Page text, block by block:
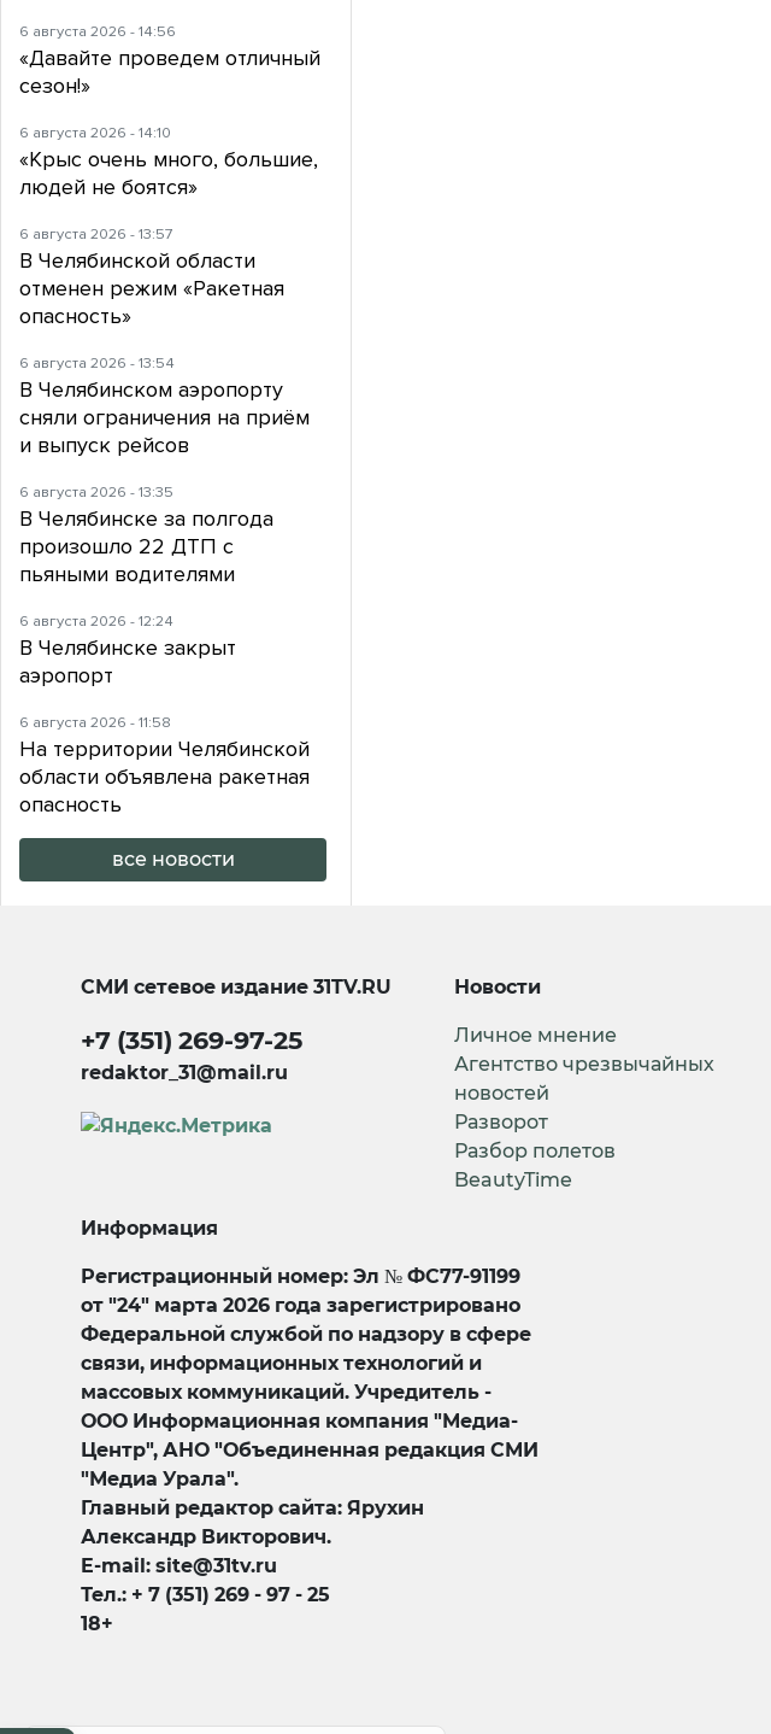
6 августа 2026 - 14:56
«Давайте проведем отличный
сезон!»
6 августа 2026 - 14:10
«Крыс очень много, большие,
людей не боятся»
6 августа 2026 - 13:57
В Челябинской области
отменен режим «Ракетная
опасность»
6 августа 2026 - 13:54
В Челябинском аэропорту
сняли ограничения на приём
и выпуск рейсов
6 августа 2026 - 13:35
В Челябинске за полгода
произошло 22 ДТП с
пьяными водителями
6 августа 2026 - 12:24
В Челябинске закрыт
аэропорт
6 августа 2026 - 11:58
На территории Челябинской
области объявлена ракетная
опасность
все новости
СМИ сетевое издание31TV.RU
+7 (351) 269-97-25
redaktor_31@mail.ru
Новости
Личное мнение
Агентство чрезвычайных
новостей
Разворот
Разбор полетов
BeautyTime
Информация
Регистрационный номер: Эл № ФС77-91199
от "24" марта 2026 года зарегистрировано
Федеральной службой по надзору в сфере
связи, информационных технологий и
массовых коммуникаций. Учредитель -
ООО Информационная компания "Медиа-
Центр", АНО "Объединенная редакция СМИ
"Медиа Урала".
Главный редактор сайта: Ярухин
Александр Викторович.
E-mail: site@31tv.ru
Тел.: + 7 (351) 269 - 97 - 25
18+